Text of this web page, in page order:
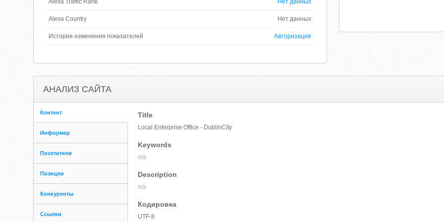
Alexa Traffic Rank Нет данных
Alexa Country Нет данных
История изменения показателей Авторизация
АНАЛИЗ САЙТА
Контент
Информер
Посетители
Позиции
Конкуренты
Ссылки
Title
Local Enterprise Office - DublinCity
Keywords
n/a
Description
n/a
Кодировка
UTF-8